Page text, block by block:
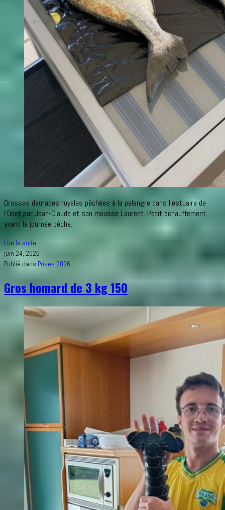
Grosses daurades royales pêchées à la palangre dans l’estuaire de
l’Odet par Jean-Claude et son mousse Laurent. Petit échauffement
avant la journée pêche.
Lire la suite
pêche
présidentielle
juin 24, 2026
Publié dans Prises 2026
Gros homard de 3 kg 150